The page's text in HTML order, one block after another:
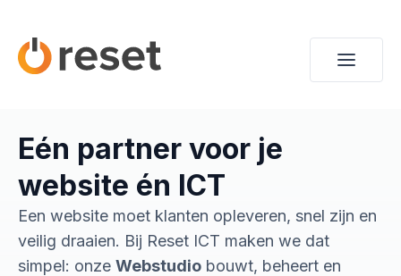
Eén partner voor je
website én ICT
Een website moet klanten opleveren, snel zijn en
veilig draaien. Bij Reset ICT maken we dat
simpel: onze Webstudio bouwt, beheert en